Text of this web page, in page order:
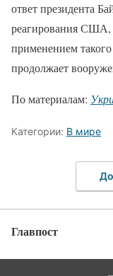
ответ президента
реагирования США,
применением
продолжает
По материалам:
Категории: В мире
Главпост